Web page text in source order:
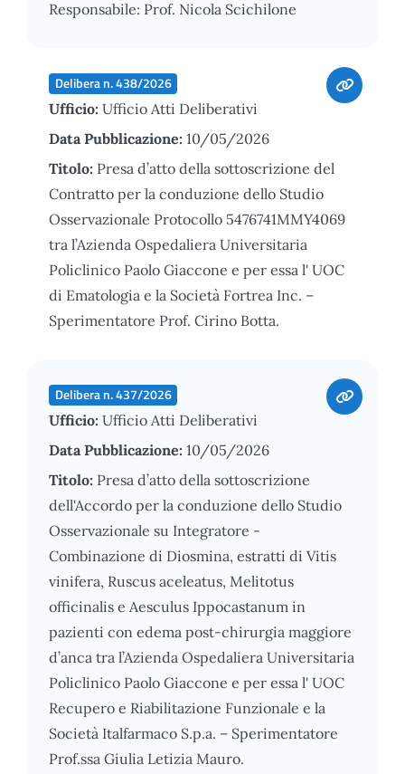
Responsabile: Prof. Nicola Scichilone
Delibera n. 438/2026
Ufficio: Ufficio Atti Deliberativi
Data Pubblicazione: 10/05/2026
Titolo: Presa d’atto della sottoscrizione del
Contratto per la conduzione dello Studio
Osservazionale Protocollo 5476741MMY4069
tra l’Azienda Ospedaliera Universitaria
Policlinico Paolo Giaccone e per essa l' UOC
di Ematologia e la Società Fortrea Inc. –
Sperimentatore Prof. Cirino Botta.
Delibera n. 437/2026
Ufficio: Ufficio Atti Deliberativi
Data Pubblicazione: 10/05/2026
Titolo: Presa d’atto della sottoscrizione
dell'Accordo per la conduzione dello Studio
Osservazionale su Integratore -
Combinazione di Diosmina, estratti di Vitis
vinifera, Ruscus aceleatus, Melitotus
officinalis e Aesculus Ippocastanum in
pazienti con edema post-chirurgia maggiore
d’anca tra l’Azienda Ospedaliera Universitaria
Policlinico Paolo Giaccone e per essa l' UOC
Recupero e Riabilitazione Funzionale e la
Società Italfarmaco S.p.a. – Sperimentatore
Prof.ssa Giulia Letizia Mauro.